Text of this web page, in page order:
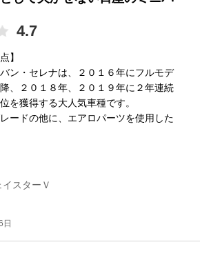
4.7
】
ン・セレナは、２０１６年にフルモデ
、２０１８年、２０１９年に２年連続
を獲得する大人気車種です。
ードの他に、エアロパーツを使用した
スターＶ
日